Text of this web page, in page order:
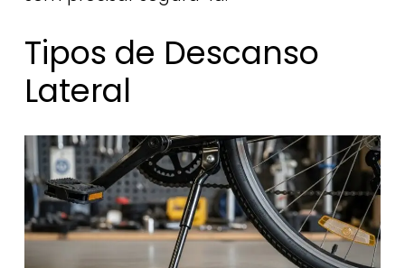
Tipos de Descanso
Lateral